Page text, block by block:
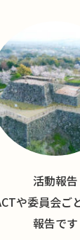
活動報告
や委員会ご
報告です